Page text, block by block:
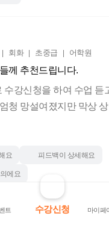
고 싶은 분들에게 추천하
회화 초중급 어학원
께 추천드립니다.
수강신청을 하여 수업 듣
청 망설여졌지만 막상
데, 강의 때 선생님께서
"대화" 하는게 중요하며 상
다고 강조하시며 그 위주
덕분에 가벼운 톤, 공손한
요 피드백이 상세해요
에요
트 수강신청 마이페